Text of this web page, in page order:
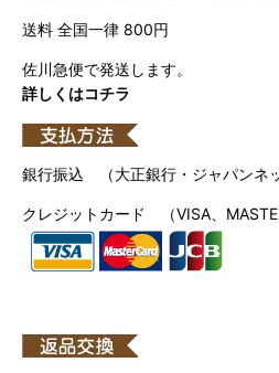
送料 全国一律 800円
佐川急便で発送します。
詳しくはコチラ
銀行振込 （大正銀行・ジャパンネ
クレジットカード （VISA、